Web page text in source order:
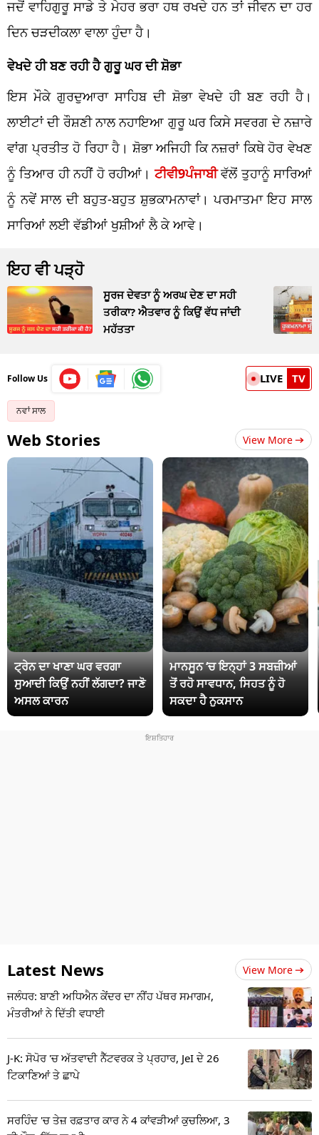
ਜਦੋਂ ਵਾਹਿਗੁਰੂ ਸਾਡੇ ਤੇ ਮੇਹਰ ਭਰਾ ਹਥ ਰਖਦੇ ਹਨ ਤਾਂ ਜੀਵਨ ਦਾ ਹਰ
ਦਿਨ ਚੜਦੀਕਲਾ ਵਾਲਾ ਹੁੰਦਾ ਹੈ।
ਵੇਖਦੇ ਹੀ ਬਣ ਰਹੀ ਹੈ ਗੁਰੂ ਘਰ ਦੀ ਸ਼ੋਭਾ
ਇਸ ਮੌਕੇ ਗੁਰਦੁਆਰਾ ਸਾਹਿਬ ਦੀ ਸ਼ੋਭਾ ਵੇਖਦੇ ਹੀ ਬਣ ਰਹੀ ਹੈ।
ਲਾਈਟਾਂ ਦੀ ਰੌਸ਼ਣੀ ਨਾਲ ਨਹਾਇਆ ਗੁਰੂ ਘਰ ਕਿਸੇ ਸਵਰਗ ਦੇ ਨਜ਼ਾਰੇ
ਵਾਂਗ ਪ੍ਰਤੀਤ ਹੋ ਰਿਹਾ ਹੈ। ਸ਼ੋਭਾ ਅਜਿਹੀ ਕਿ ਨਜ਼ਰਾਂ ਕਿਥੇ ਹੋਰ ਵੇਖਣ
ਨੂੰ ਤਿਆਰ ਹੀ ਨਹੀਂ ਹੋ ਰਹੀਆਂ।ਟੀਵੀ9ਪੰਜਾਬੀਵੱਲੋਂ ਤੁਹਾਨੂੰ ਸਾਰਿਆਂ
ਨੂੰ ਨਵੇਂ ਸਾਲ ਦੀ ਬਹੁਤ-ਬਹੁਤ ਸ਼ੁਭਕਾਮਨਾਵਾਂ। ਪਰਮਾਤਮਾ ਇਹ ਸਾਲ
ਸਾਰਿਆਂ ਲਈ ਵੱਡੀਆਂ ਖੁਸ਼ੀਆਂ ਲੈ ਕੇ ਆਵੇ।
ਇਹ ਵੀ ਪੜ੍ਹੋ
ਸੂਰਜ ਦੇਵਤਾ ਨੂੰ ਅਰਘ ਦੇਣ ਦਾ ਸਹੀ
ਤਰੀਕਾ? ਐਤਵਾਰ ਨੂੰ ਕਿਉਂ ਵੱਧ ਜਾਂਦੀ
ਮਹੱਤਤਾ
Follow Us LIVE TV
ਨਵਾਂ ਸਾਲ
Web Stories View More
ਟ੍ਰੇਨ ਦਾ ਖਾਣਾ ਘਰ ਵਰਗਾ
ਸੁਆਦੀ ਕਿਉਂ ਨਹੀਂ ਲੱਗਦਾ? ਜਾਣੋ
ਅਸਲ ਕਾਰਨ
ਮਾਨਸੂਨ ‘ਚ ਇਨ੍ਹਾਂ 3 ਸਬਜ਼ੀਆਂ
ਤੋਂ ਰਹੋ ਸਾਵਧਾਨ, ਸਿਹਤ ਨੂੰ ਹੋ
ਸਕਦਾ ਹੈ ਨੁਕਸਾਨ
Latest News View More
ਜਲੰਧਰ: ਬਾਣੀ ਅਧਿਐਨ ਕੇਂਦਰ ਦਾ ਨੀਂਹ ਪੱਥਰ ਸਮਾਗਮ,
ਮੰਤਰੀਆਂ ਨੇ ਦਿੱਤੀ ਵਧਾਈ
J-K: ਸੋਪੋਰ 'ਚ ਅੱਤਵਾਦੀ ਨੈੱਟਵਰਕ ਤੇ ਪ੍ਰਹਾਰ, JeI ਦੇ 26
ਟਿਕਾਣਿਆਂ ਤੇ ਛਾਪੇ
ਸਰਹਿੰਦ 'ਚ ਤੇਜ਼ ਰਫ਼ਤਾਰ ਕਾਰ ਨੇ 4 ਕਾਂਵੜੀਆਂ ਕੁਚਲਿਆ, 3